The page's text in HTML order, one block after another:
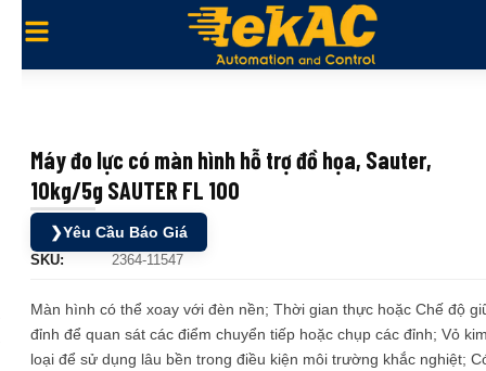
Máy đo lực có màn hình hỗ trợ đồ họa, Sauter,
10kg/5g SAUTER FL 100
❯Yêu Cầu Báo Giá
SKU: 2364-11547
Màn hình có thể xoay với đèn nền; Thời gian thực hoặc Chế độ
đỉnh để quan sát các điểm chuyển tiếp hoặc chụp các đỉnh; Vỏ
loại để sử dụng lâu bền trong điều kiện môi trường khắc nghiệt;